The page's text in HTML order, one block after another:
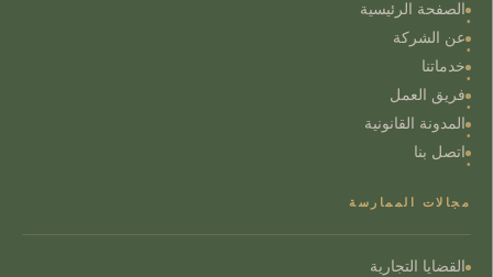
الصفحة الرئيسية
عن الشركة
خدماتنا
فريق العمل
المدونة القانونية
اتصل بنا
مجالات الممارسة
القضايا التجارية